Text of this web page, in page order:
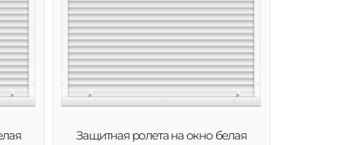
Защитная ролета на окно белая